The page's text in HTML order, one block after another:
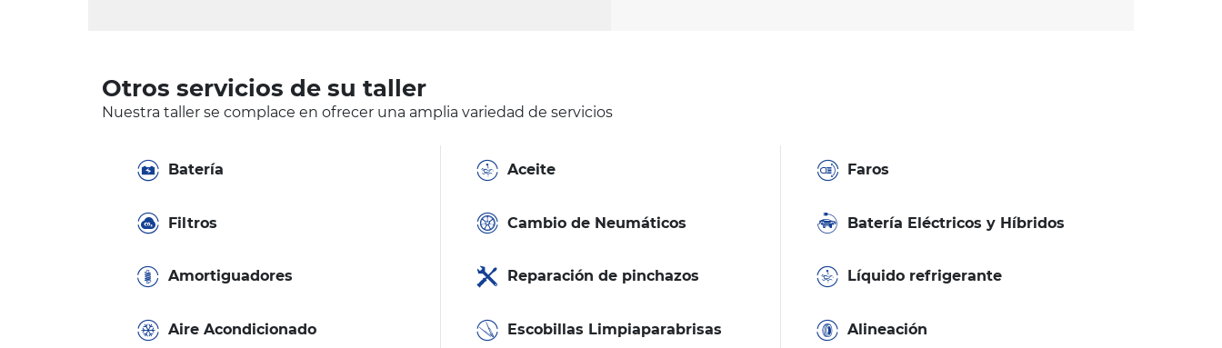
Otros servicios de su taller
Nuestra taller se complace en ofrecer una amplia variedad de servicios
Batería Aceite Faros
Filtros Cambio de Neumáticos Batería Eléctricos y Híbridos
Amortiguadores Reparación de pinchazos Líquido refrigerante
Aire Acondicionado Escobillas Limpiaparabrisas Alineación